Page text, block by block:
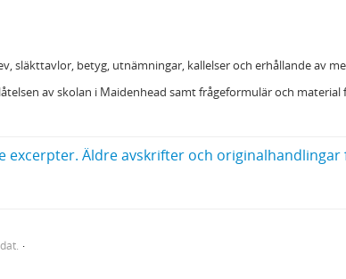
släkttavlor, betyg, utnämningar, kallelser och erhållande av
av skolan i Maidenhead samt frågeformulär och